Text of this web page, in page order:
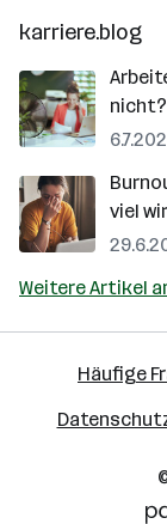
karriere.blog
nicht?
viel
Weitere Artikel
Häufige